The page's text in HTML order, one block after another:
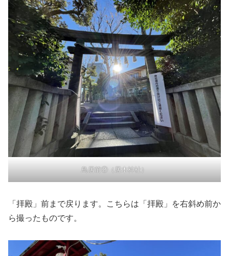
鳥居前②（居木神社）
「拝殿」前まで戻ります。こちらは「拝殿」を右斜め前か
ら撮ったものです。